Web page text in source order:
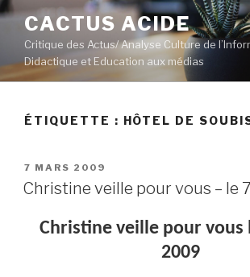
Aller
contenu
principal
CACTUS ACIDE
Critique des Actus/ Analyse Culture de
Didactique et Education aux médias
ÉTIQUETTE : HÔTEL DE
PUBLIÉ
LE
7 MARS 2009
Christine veille pour vous – le
Christine veille pour vous
2009